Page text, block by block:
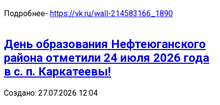
Подробнее- https://vk.ru/wall-214583166_1890
День образования Нефтеюганского
района отметили 24 июля 2026 года
в с. п. Каркатеевы!
Создано: 27.07.2026 12:04